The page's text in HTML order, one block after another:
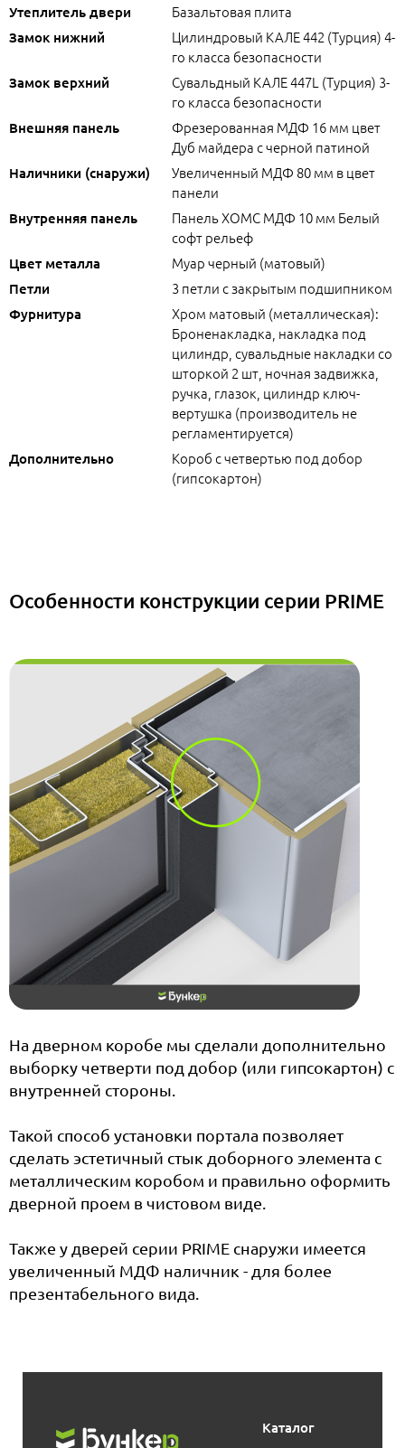
Утеплитель двери Базальтовая плита
Замок нижний
Цилиндровый КАЛЕ 442 (Турция) 4-
го класса безопасности
Замок верхний
Сувальдный КАЛЕ 447L (Турция) 3-
го класса безопасности
Внешняя панель
Фрезерованная МДФ 16 мм цвет
Дуб майдера с черной патиной
Наличники (снаружи)
Увеличенный МДФ 80 мм в цвет
панели
Внутренняя панель
Панель ХОМС МДФ 10 мм Белый
софт рельеф
Цвет металла Муар черный (матовый)
Петли 3 петли с закрытым подшипником
Фурнитура
Хром матовый (металлическая):
Броненакладка, накладка под
цилиндр, сувальдные накладки со
шторкой 2 шт, ночная задвижка,
ручка, глазок, цилиндр ключ-
вертушка (производитель не
регламентируется)
Дополнительно
Короб с четвертью под добор
(гипсокартон)
Особенности конструкции серии PRIME
На дверном коробе мы сделали дополнительно
выборку четверти под добор (или гипсокартон) с
внутренней стороны.
Такой способ установки портала позволяет
сделать эстетичный стык доборного элемента с
металлическим коробом и правильно оформить
дверной проем в чистовом виде.
Также у дверей серии PRIME снаружи имеется
увеличенный МДФ наличник - для более
презентабельного вида.
Каталог